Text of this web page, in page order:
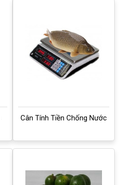
Cân Tính Tiền Chống Nước